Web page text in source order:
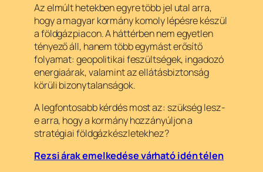
Az elmúlt hetekben egyre több jel utal arra,
hogy a magyar kormány komoly lépésre készül
a földgázpiacon. A háttérben nem egyetlen
tényező áll, hanem több egymást erősítő
folyamat: geopolitikai feszültségek, ingadozó
energiaárak, valamint az ellátásbiztonság
körüli bizonytalanságok.
A legfontosabb kérdés most az: szükség lesz-
e arra, hogy a kormány hozzányúljon a
stratégiai földgázkészletekhez?
Rezsi árak emelkedése várható idén télen